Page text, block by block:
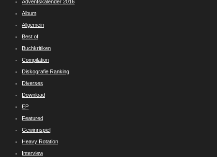
Adventskalender 2016
Album
Allgemein
Best of
Buchkritiken
Compilation
Diskografie Ranking
Diverses
Download
EP
Featured
Gewinnspiel
Heavy Rotation
Interview